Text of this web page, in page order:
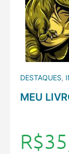
DESTAQUES,
MEU
R$